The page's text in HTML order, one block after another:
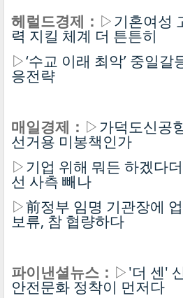
헤럴드경제： ▷기혼여성
력 지킬 체계 더 튼튼히
▷‘수교 이래 최악’ 중일
응전략
매일경제： ▷가덕도신공
선거용 미봉책인가
▷기업 위해 뭐든 하겠다
선 사측 빼나
▷前정부 임명 기관장에
보류, 참 협량하다
파이낸셜뉴스： ▷'더 센'
안전문화 정착이 먼저다